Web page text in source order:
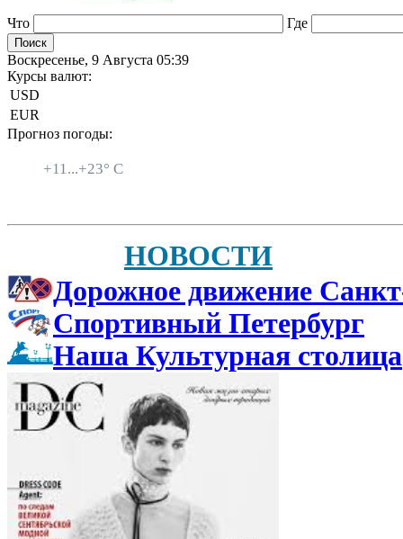
Что Где
Воскресенье, 9 Августа 05:39
Курсы валют:
USD
EUR
Прогноз погоды:
+11...+23° C
НОВОСТИ
Дорожное движение
Спортивный Петербург
Наша Культурная столица